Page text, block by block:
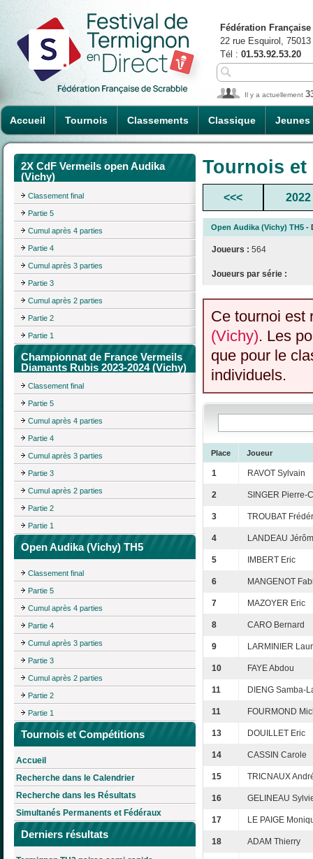
Accueil Tournois Classements Classique Jeunes
Fédération
22 rue Esquirol,
Tél : 01.53.92.53.20
Il y a actuellement
2X CdF Vermeils open Audika
(Vichy)
Classement final
Partie 5
Cumul après 4 parties
Partie 4
Cumul après 3 parties
Partie 3
Cumul après 2 parties
Partie 2
Partie 1
Championnat de France Vermeils
Diamants Rubis 2023-2024 (Vichy)
Classement final
Partie 5
Cumul après 4 parties
Partie 4
Cumul après 3 parties
Partie 3
Cumul après 2 parties
Partie 2
Partie 1
Open Audika (Vichy) TH5
Classement final
Partie 5
Cumul après 4 parties
Partie 4
Cumul après 3 parties
Partie 3
Cumul après 2 parties
Partie 2
Partie 1
Tournois et Compétitions
Accueil
Recherche dans le Calendrier
Recherche dans les Résultats
Simultanés Permanents et Fédéraux
Derniers résultats
Tournois
<<< 2022
Open Audika (Vichy) TH5 -
Joueurs : 564
Joueurs par série :
Ce tournoi est
(Vichy). Les
que pour le
individuels.
Place Joueur
1 RAVOT Sylvain
2 SINGER Pierre-
3 TROUBAT
4 LANDEAU
5 IMBERT Eric
6 MANGENOT
7 MAZOYER Eric
8 CARO Bernard
9 LARMINIER
10 FAYE Abdou
11 DIENG Samba-
11 FOURMOND
13 DOUILLET Eric
14 CASSIN Carole
15 TRICNAUX
16 GELINEAU
17 LE PAIGE
18 ADAM Thierry